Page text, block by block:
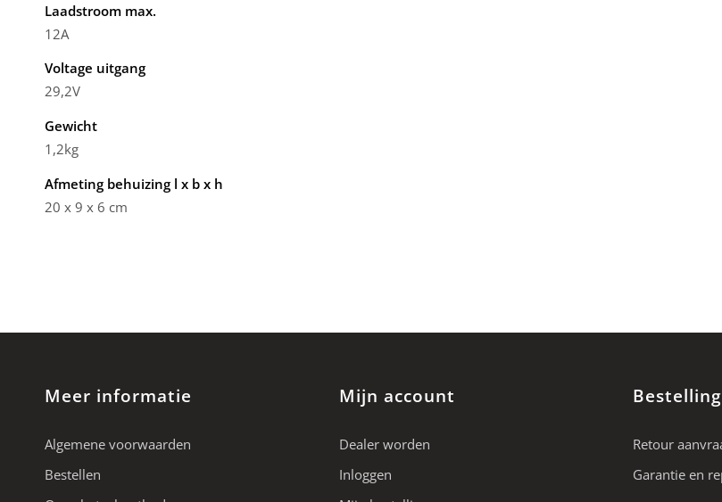
Laadstroom max.
12A
Voltage uitgang
29,2V
Gewicht
1,2kg
Afmeting behuizing l x b x h
20 x 9 x 6 cm
Meer informatie
Algemene voorwaarden
Bestellen
Mijn account
Dealer worden
Inloggen
Retour
Garantie en